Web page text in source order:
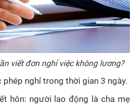
viết đơn nghỉ việc không lương?
phép nghỉ trong thời gian 3 ngày.
hôn: người lao động là cha mẹ